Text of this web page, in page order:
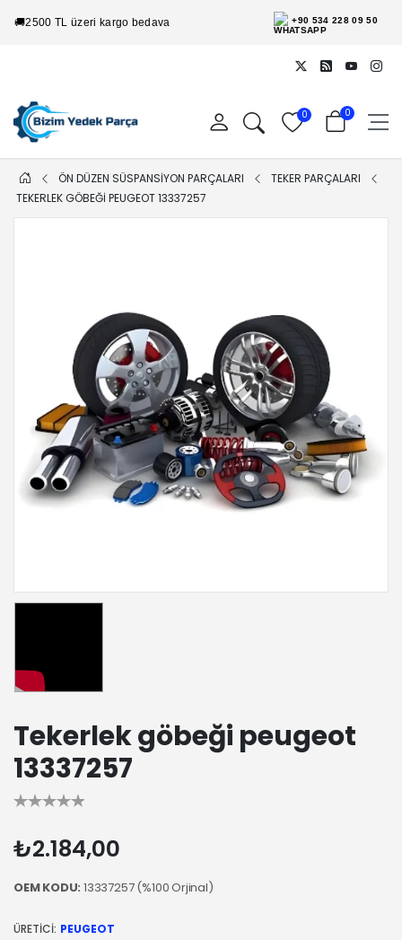
🚚2500 TL üzeri kargo bedava +90 534 228 09 50
0 0
ÖN DÜZEN SÜSPANSİYON PARÇALARI
TEKER PARÇALARI
TEKERLEK GÖBEĞI PEUGEOT 13337257
Tekerlek göbeği peugeot
13337257
₺2.184,00
OEM KODU:13337257 (%100 Orjinal)
ÜRETICI: PEUGEOT